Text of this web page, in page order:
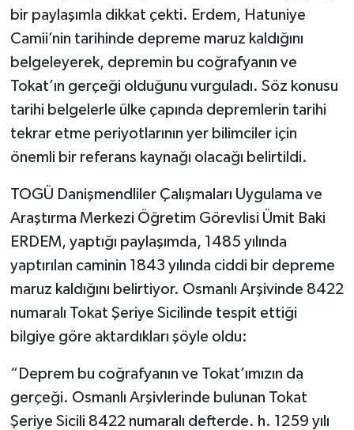
bir paylaşımla dikkat çekti. Erdem, Hatuniye
Camii’nin tarihinde depreme maruz kaldığını
belgeleyerek, depremin bu coğrafyanın ve
Tokat’ın gerçeği olduğunu vurguladı. Söz konusu
tarihi belgelerle ülke çapında depremlerin tarihi
tekrar etme periyotlarının yer bilimciler için
önemli bir referans kaynağı olacağı belirtildi.
TOGÜ Danişmendliler Çalışmaları Uygulama ve
Araştırma Merkezi Öğretim Görevlisi Ümit Baki
ERDEM, yaptığı paylaşımda, 1485 yılında
yaptırılan caminin 1843 yılında ciddi bir depreme
maruz kaldığını belirtiyor. Osmanlı Arşivinde 8422
numaralı Tokat Şeriye Sicilinde tespit ettiği
bilgiye göre aktardıkları şöyle oldu:
“Deprem bu coğrafyanın ve Tokat’ımızın da
gerçeği. Osmanlı Arşivlerinde bulunan Tokat
Şeriye Sicili 8422 numaralı defterde. h. 1259 yılı